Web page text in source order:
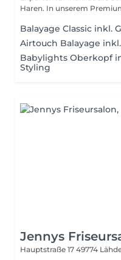
Haren. In unserem
Balayage Classic inkl.
Airtouch Balayage
Babylights Oberkopf
Styling
Jennys
Hauptstraße 17 49774